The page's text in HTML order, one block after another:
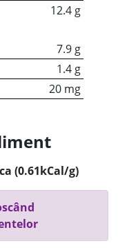
12.4 g
7.9 g
1.4 g
20 mg
(0.61kCal/g)